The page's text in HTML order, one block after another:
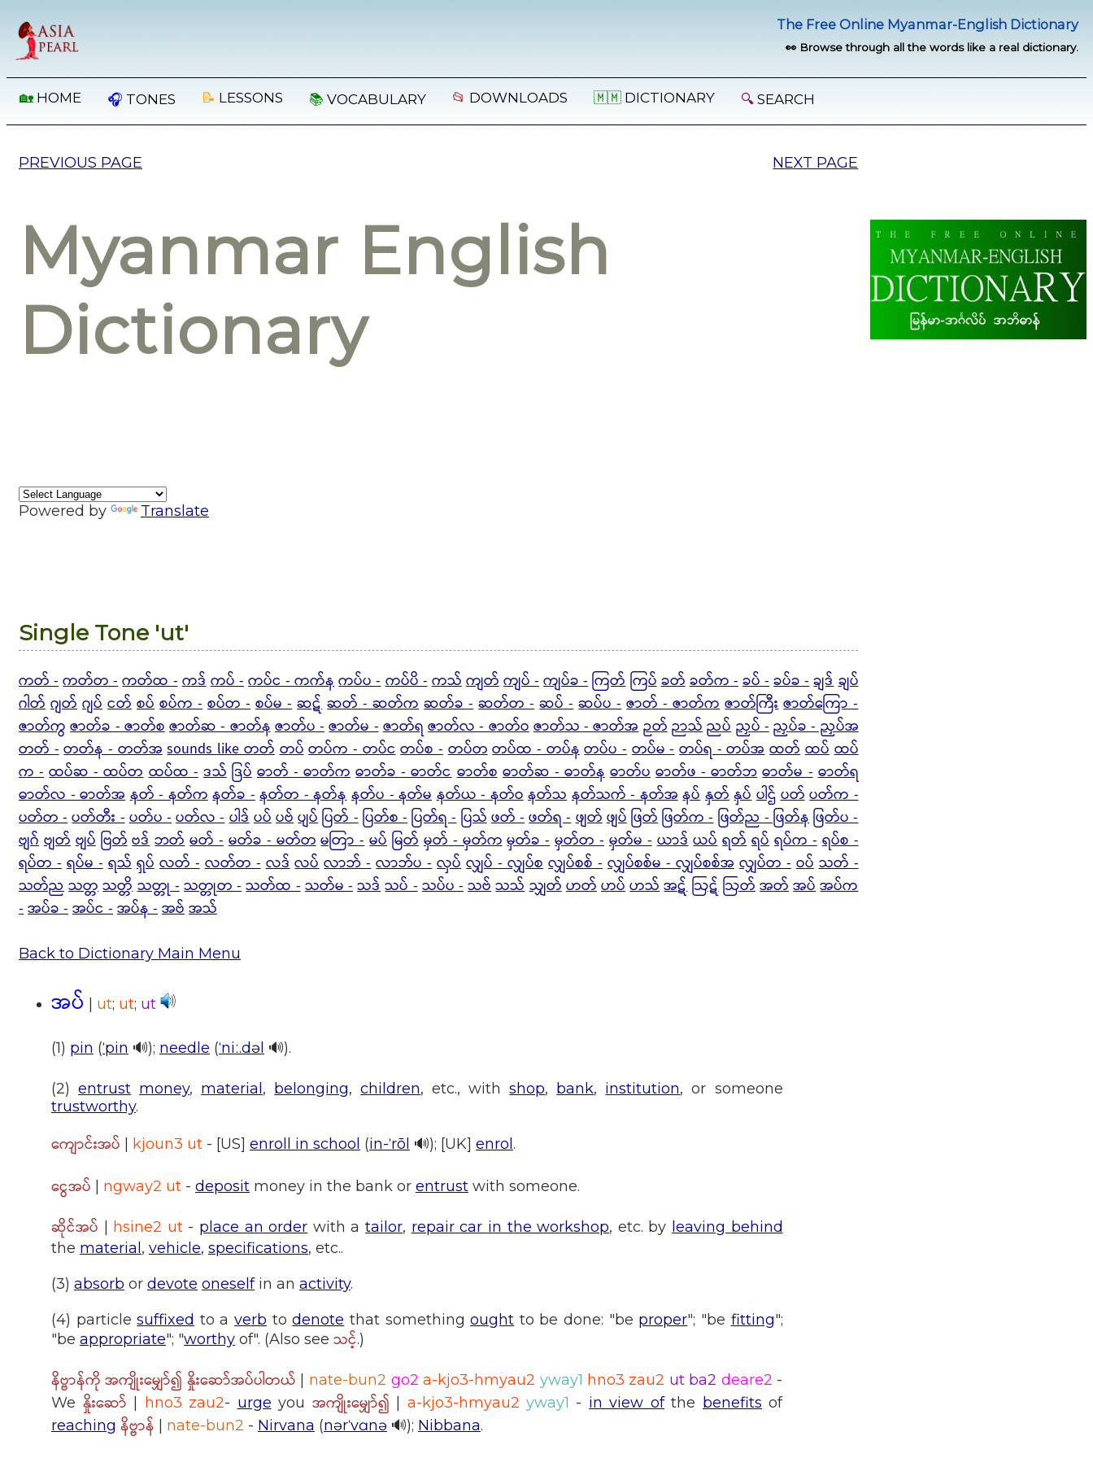
The Free Online Myanmar-English Dictionary
👀 Browse through all the words like a real dictionary.
🏡 HOME 🎧 TONES 📝 LESSONS 📚 VOCABULARY 📂 DOWNLOADS 🇲🇲 DICTIONARY 🔍 SEARCH
PREVIOUS PAGE NEXT PAGE
Myanmar English
Dictionary
Powered by Translate
Single Tone 'ut'
ကတ် -ကတ်တ -ကတ်ထ -ကဒ်ကပ် -ကပ်င - ကက်နကပ်ပ -ကပ်ပိ -ကသ်ကျတ်ကျပ် -ကျပ်ခ -ကြတ်ကြပ်ခတ်ခတ်က -ခပ် -ခပ်ခ -ချဒ်ချပ်
ဂါတ် ဂျတ် ဂျပ် ငတ် စပ် စပ်က - စပ်တ - စပ်မ - ဆဋ် ဆတ် - ဆတ်က ဆတ်ခ - ဆတ်တ - ဆပ် - ဆပ်ပ - ဇာတ် - ဇာတ်က ဇာတ်ကြီး ဇာတ်ကြော -
ဇာတ်ကွ ဇာတ်ခ - ဇာတ်စဇာတ်ဆ - ဇာတ်နဇာတ်ပ -ဇာတ်မ -ဇာတ်ရ ဇာတ်လ - ဇာတ်ဝဇာတ်သ - ဇာတ်အဉတ်ဉာသ်ညပ် ညှပ် -ညှပ်ခ - ညှပ်အ
တတ် - တတ်န - တတ်အ sounds like တတ် တပ် တပ်က - တပ်င တပ်စ - တပ်တ တပ်ထ - တပ်န တပ်ပ - တပ်မ - တပ်ရ - တပ်အ ထတ် ထပ် ထပ်
က - ထပ်ဆ - ထပ်တ ထပ်ထ - ဒသ် ဒြပ် ဓာတ် - ဓာတ်က ဓာတ်ခ - ဓာတ်င ဓာတ်စ ဓာတ်ဆ - ဓာတ်န ဓာတ်ပ ဓာတ်ဖ - ဓာတ်ဘ ဓာတ်မ - ဓာတ်ရ
ဓာတ်လ - ဓာတ်အ နတ် - နတ်ကနတ်ခ -နတ်တ - နတ်နနတ်ပ - နတ်မနတ်ယ - နတ်ဝနတ်သနတ်သက် - နတ်အနပ် နှတ်နှပ်ပါဌ်ပတ်ပတ်က -
ပတ်တ -ပတ်တီး -ပတ်ပ -ပတ်လ -ပါဒ်ပပ်ပဗ်ပျပ်ပြတ် -ပြတ်စ -ပြတ်ရ -ပြသ်ဖတ် -ဖတ်ရ -ဖျတ်ဖျပ်ဖြတ်ဖြတ်က -ဖြတ်ည - ဖြတ်နဖြတ်ပ -
ဗျဂ် ဗျတ် ဗျပ် ဗြတ် ဗဒ် ဘတ် မတ် - မတ်ခ - မတ်တ မတြာ - မပ် မြတ် မှတ် - မှတ်က မှတ်ခ - မှတ်တ - မှတ်မ - ယာဒ် ယပ် ရတ် ရပ် ရပ်က - ရပ်စ -
ရပ်တ - ရပ်မ - ရသ် ရှပ် လတ် - လတ်တ - လဒ် လပ် လာဘ် - လာဘ်ပ - လှပ် လျှပ် - လျှပ်စ လျှပ်စစ် - လျှပ်စစ်မ - လျှပ်စစ်အ လျှပ်တ - ဝပ် သတ် -
သတ်ညသတ္တသတ္တိသတ္တု -သတ္တုတ -သတ်ထ -သတ်မ -သဒ်သပ် -သပ်ပ -သဗ်သသ်သျှတ်ဟတ်ဟပ်ဟသ်အဋ်ဩဋ်ဩတ်အတ်အပ်အပ်က
-အပ်ခ -အပ်င -အပ်န -အဗ်အသ်
Back to Dictionary Main Menu
အပ် | ut; ut; ut
(1) pin (ˈpin 🔊); needle (ˈniː.dəl 🔊).
(2)entrust money, material, belonging,children, etc., withshop, bank, institution, or someone
trustworthy.
ကျောင်းအပ် | kjoun3 ut - [US] enroll in school (in-ˈrōl 🔊); [UK] enrol.
ငွေအပ် | ngway2 ut - deposit money in the bank or entrust with someone.
ဆိုင်အပ် | hsine2 ut- place an order with atailor, repair car in the workshop, etc. by leaving behind
the material, vehicle, specifications, etc..
(3) absorb or devote oneselfin an activity.
(4) particlesuffixed to averb todenote that somethingought to be done: "be proper"; "be fitting";
"be appropriate"; "worthy of". (Also see သင့်.)
နိဗ္ဗာန်ကို အကျိုးမျှော်၍ နှိုးဆော်အပ်ပါတယ် | nate-bun2 go2 a-kjo3-hmyau2 yway1 hno3 zau2 ut ba2 deare2 -
We နှိုးဆော် | hno3 zau2- urge you အကျိုးမျှော်၍ | a-kjo3-hmyau2 yway1 - in view ofthe benefits of
reaching နိဗ္ဗာန် | nate-bun2 - Nirvana (nərˈvɑnə 🔊); Nibbana.